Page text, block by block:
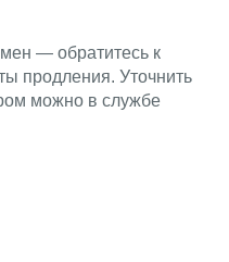
— обратитесь к
продления. Уточнить
можно в службе